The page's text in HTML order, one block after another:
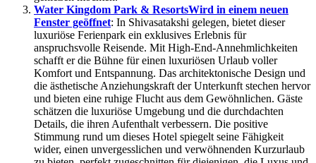
Water Kingdom Park & ResortsWird in einem neuen
Fenster geöffnet: In Shivasatakshi gelegen, bietet dieser
luxuriöse Ferienpark ein exklusives Erlebnis für
anspruchsvolle Reisende. Mit High-End-Annehmlichkeiten
schafft er die Bühne für einen luxuriösen Urlaub voller
Komfort und Entspannung. Das architektonische Design und
die ästhetische Anziehungskraft der Unterkunft stechen hervor
und bieten eine ruhige Flucht aus dem Gewöhnlichen. Gäste
schätzen die luxuriöse Umgebung und die durchdachten
Details, die ihren Aufenthalt verbessern. Die positive
Stimmung rund um dieses Hotel spiegelt seine Fähigkeit
wider, einen unvergesslichen und verwöhnenden Kurzurlaub